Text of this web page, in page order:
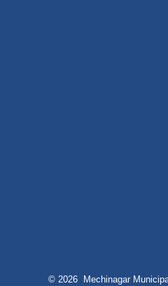
© 2026 Mechinagar